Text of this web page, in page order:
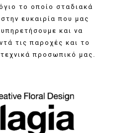
το οποίο σταδιακά
ευκαιρία που μας
και να
τις παροχές και το
προσωπικό μας.